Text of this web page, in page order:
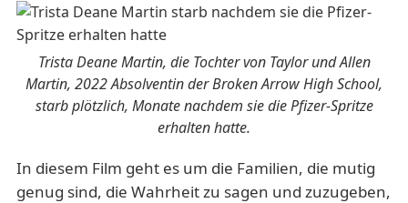
Trista Deane Martin, die Tochter von Taylor und Allen
Martin, 2022 Absolventin der Broken Arrow High School,
starb plötzlich, Monate nachdem sie die Pfizer-Spritze
erhalten hatte.
In diesem Film geht es um die Familien, die mutig
genug sind, die Wahrheit zu sagen und zuzugeben,